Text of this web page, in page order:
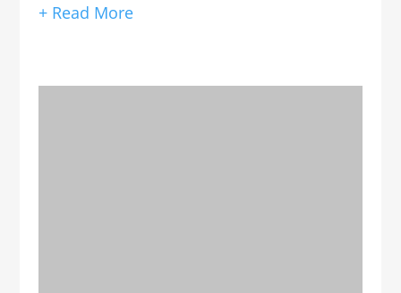
+ Read More